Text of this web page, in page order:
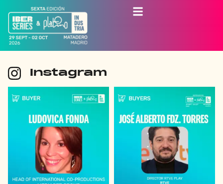
Instagram